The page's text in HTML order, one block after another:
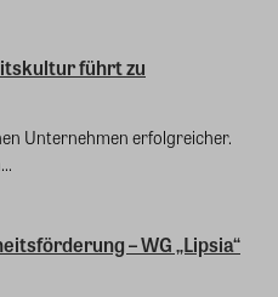
führt zu
Unternehmen erfolgreicher.
– WG „Lipsia“